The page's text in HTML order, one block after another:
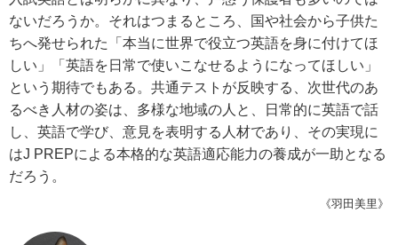
ないだろうか。それはつまるところ、国や社会から子供た
ちへ発せられた「本当に世界で役立つ英語を身に付けてほ
しい」「英語を日常で使いこなせるようになってほしい」
という期待でもある。共通テストが反映する、次世代のあ
るべき人材の姿は、多様な地域の人と、日常的に英語で話
し、英語で学び、意見を表明する人材であり、その実現に
はJ PREPによる本格的な英語適応能力の養成が一助となる
だろう。
《羽田美里》